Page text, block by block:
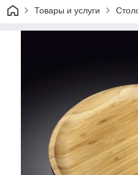
Товары и услуги